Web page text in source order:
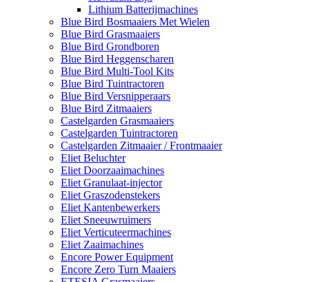
Lithium Batterijmachines
Blue Bird Bosmaaiers Met Wielen
Blue Bird Grasmaaiers
Blue Bird Grondboren
Blue Bird Heggenscharen
Blue Bird Multi-Tool Kits
Blue Bird Tuintractoren
Blue Bird Versnipperaars
Blue Bird Zitmaaiers
Castelgarden Grasmaaiers
Castelgarden Tuintractoren
Castelgarden Zitmaaier / Frontmaaier
Eliet Beluchter
Eliet Doorzaaimachines
Eliet Granulaat-injector
Eliet Graszodenstekers
Eliet Kantenbewerkers
Eliet Sneeuwruimers
Eliet Verticuteermachines
Eliet Zaaimachines
Encore Power Equipment
Encore Zero Turn Maaiers